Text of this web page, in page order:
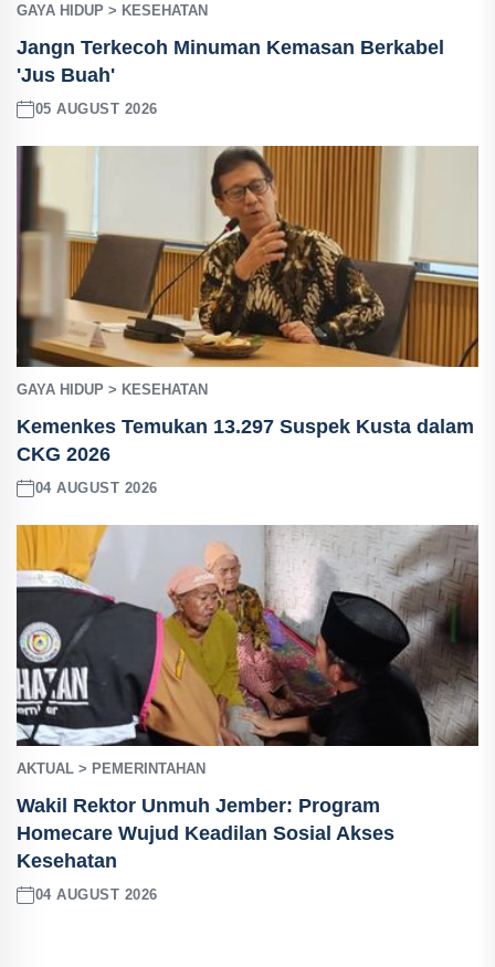
GAYA HIDUP > KESEHATAN
Jangn Terkecoh Minuman Kemasan Berkabel
'Jus Buah'
05 AUGUST 2026
GAYA HIDUP > KESEHATAN
Kemenkes Temukan 13.297 Suspek Kusta dalam
CKG 2026
04 AUGUST 2026
AKTUAL > PEMERINTAHAN
Wakil Rektor Unmuh Jember: Program
Homecare Wujud Keadilan Sosial Akses
Kesehatan
04 AUGUST 2026